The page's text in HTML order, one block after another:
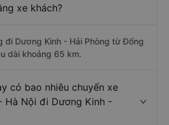
xe khách?
đi Dương Kinh - Hải Phòng từ Đống
dài khoảng 65 km.
có bao nhiêu chuyến xe
Hà Nội đi Dương Kinh -